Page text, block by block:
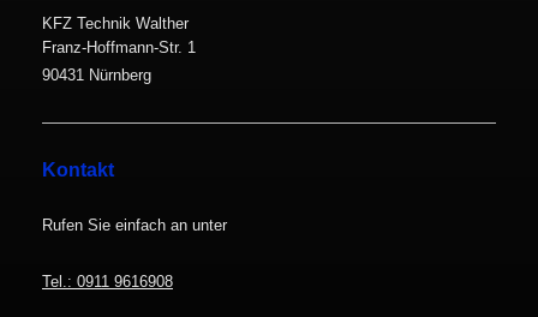
KFZ Technik Walther
Franz-Hoffmann-Str. 1
90431 Nürnberg
Kontakt
Rufen Sie einfach an unter
Tel.: 0911 9616908